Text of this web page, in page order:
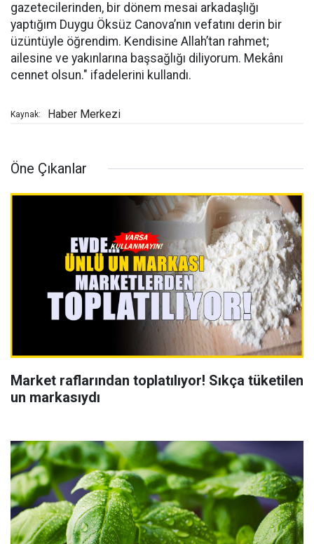
gazetecilerinden, bir dönem mesai arkadaşlığı
yaptığım Duygu Öksüz Canova’nın vefatını derin bir
üzüntüyle öğrendim. Kendisine Allah’tan rahmet;
ailesine ve yakınlarına başsağlığı diliyorum. Mekânı
cennet olsun." ifadelerini kullandı.
Kaynak: Haber Merkezi
Öne Çıkanlar
Market raflarından toplatılıyor! Sıkça tüketilen
un markasıydı